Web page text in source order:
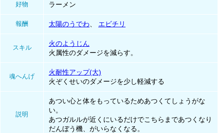
好物 ラーメン
報酬 太陽のうでわ エビチリ
スキル
火のようじん
火属性のダメージを減らす。
魂へんげ
火耐性アップ(大)
火ぞくせいのダメージを少し軽減する
説明
あつい心と体をもっているためあつくてしょうがな
い。
あつガルルが近くにいるだけでこちらまであつくなり
だんぼう機、がいらなくなる。